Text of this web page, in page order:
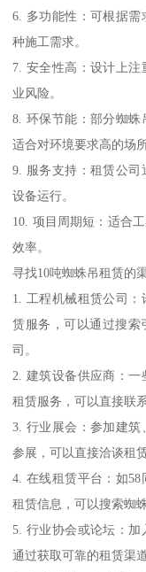
6. 多功能性：可根据
种施工需求。
7. 安全性高：设计上
业风险。
8. 环保节能：部分蜘蛛
适合对环境要求高的场所
9. 服务支持：租赁公
设备运行。
10. 项目周期短：适合
效率。
寻找10吨蜘蛛吊租赁的
1. 工程机械租赁公司
赁服务，可以通过搜索
司。
2. 建筑设备供应商：
租赁服务，可以直接联
3. 行业展会：参加建筑
参展，可以直接洽谈租
4. 在线租赁平台：如
租赁信息，可以搜索蜘
5. 行业协会或论坛：加
通过获取可靠的租赁渠道